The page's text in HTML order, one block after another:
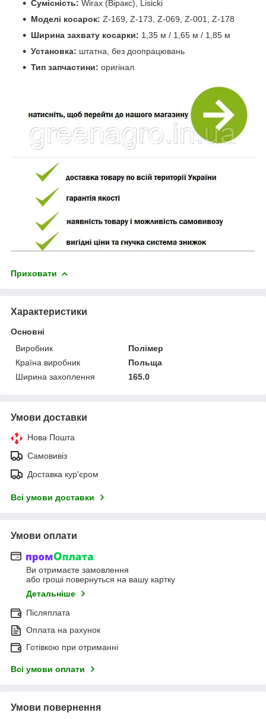
Сумісність: Wirax (Віракс), Lisicki
Моделі косарок: Z-169, Z-173, Z-069, Z-001, Z-178
Ширина захвату косарки: 1,35 м / 1,65 м / 1,85 м
Установка: штатна, без доопрацювань
Тип запчастини: оригінал
Приховати
Характеристики
Основні
Виробник
Полімер
Країна виробник
Польща
Ширина захоплення
165.0
Умови доставки
Нова Пошта
Самовивіз
Доставка кур'єром
Всі умови доставки
Умови оплати
Ви отримаєте замовлення
або гроші повернуться на вашу картку
Детальніше
Післяплата
Оплата на рахунок
Готівкою при отриманні
Всі умови оплати
Умови повернення